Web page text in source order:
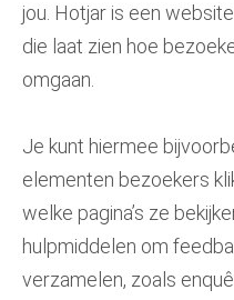
jou. Hotjar is een
die laat zien hoe
omgaan.
Je kunt hiermee
elementen bezoekers
welke pagina’s ze
hulpmiddelen om
verzamelen, zoals